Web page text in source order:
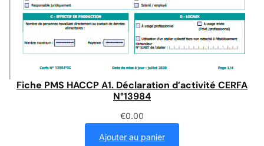
Fiche PMS HACCP A1. Déclaration d’activité CERFA
N°13984
€0.00
Ajouter au panier